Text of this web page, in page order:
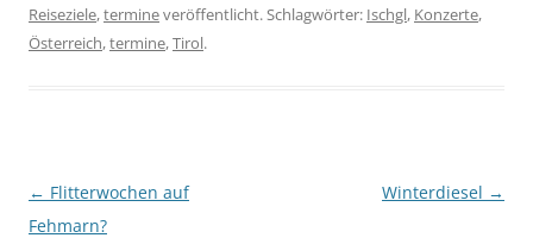
Reiseziele,termineveröffentlicht. Schlagwörter: Ischgl, Konzerte,
Österreich,termine,Tirol.
Beitragsnavigation
← Flitterwochen auf
Fehmarn?
Winterdiesel →